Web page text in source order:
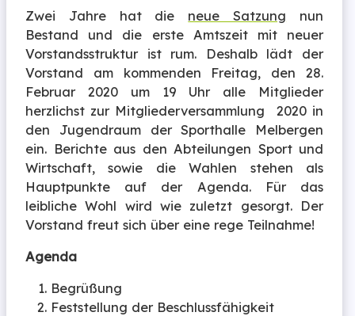
Zwei Jahre hat die neue Satzung nun
Bestand und die erste Amtszeit mit neuer
Vorstandsstruktur ist rum. Deshalb lädt der
Vorstand am kommenden Freitag, den 28.
Februar 2020 um 19 Uhr alle Mitglieder
herzlichst zur Mitgliederversammlung 2020 in
den Jugendraum der Sporthalle Melbergen
ein. Berichte aus den Abteilungen Sport und
Wirtschaft, sowie die Wahlen stehen als
Hauptpunkte auf der Agenda. Für das
leibliche Wohl wird wie zuletzt gesorgt. Der
Vorstand freut sich über eine rege Teilnahme!
Agenda
Begrüßung
Feststellung der Beschlussfähigkeit